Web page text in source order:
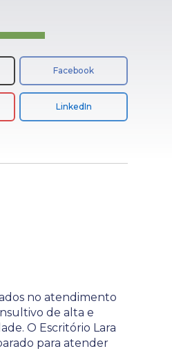
Facebook
LinkedIn
no atendimento
de alta e
O Escritório Lara
para atender